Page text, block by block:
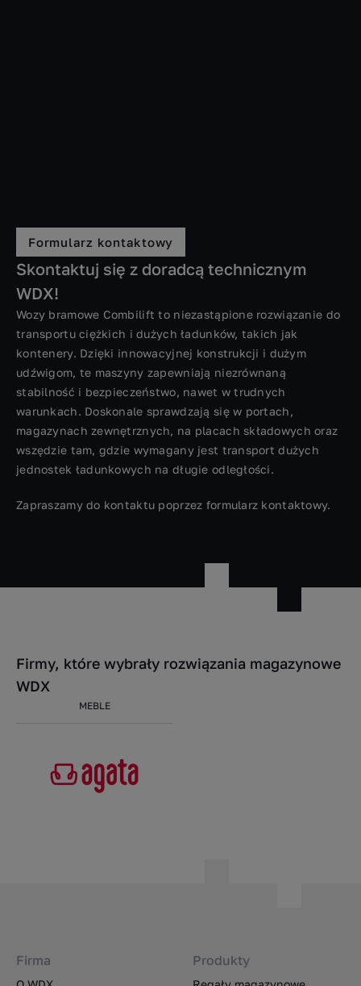
Formularz kontaktowy
Skontaktuj się z doradcą technicznym
WDX!
Wozy bramowe Combilift to niezastąpione rozwiązanie do
transportu ciężkich i dużych ładunków, takich jak
kontenery. Dzięki innowacyjnej konstrukcji i dużym
udźwigom, te maszyny zapewniają niezrównaną
stabilność i bezpieczeństwo, nawet w trudnych
warunkach. Doskonale sprawdzają się w portach,
magazynach zewnętrznych, na placach składowych oraz
wszędzie tam, gdzie wymagany jest transport dużych
jednostek ładunkowych na długie odległości.
Zapraszamy do kontaktu poprzez formularz kontaktowy.
Firmy, które wybrały rozwiązania magazynowe
WDX
MEBLE
Firma Produkty